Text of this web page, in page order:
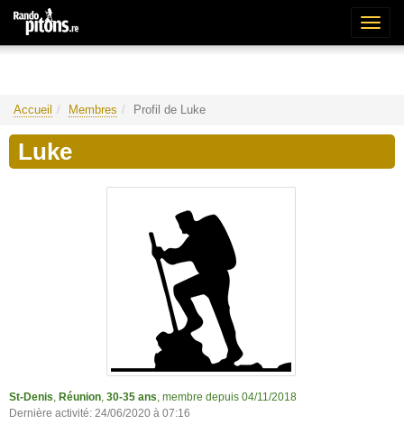
Accueil Membres Profil de Luke
Luke
St-Denis Réunion 30-35 ans , membre depuis 04/11/2018
Dernière activité: 24/06/2020 à 07:16